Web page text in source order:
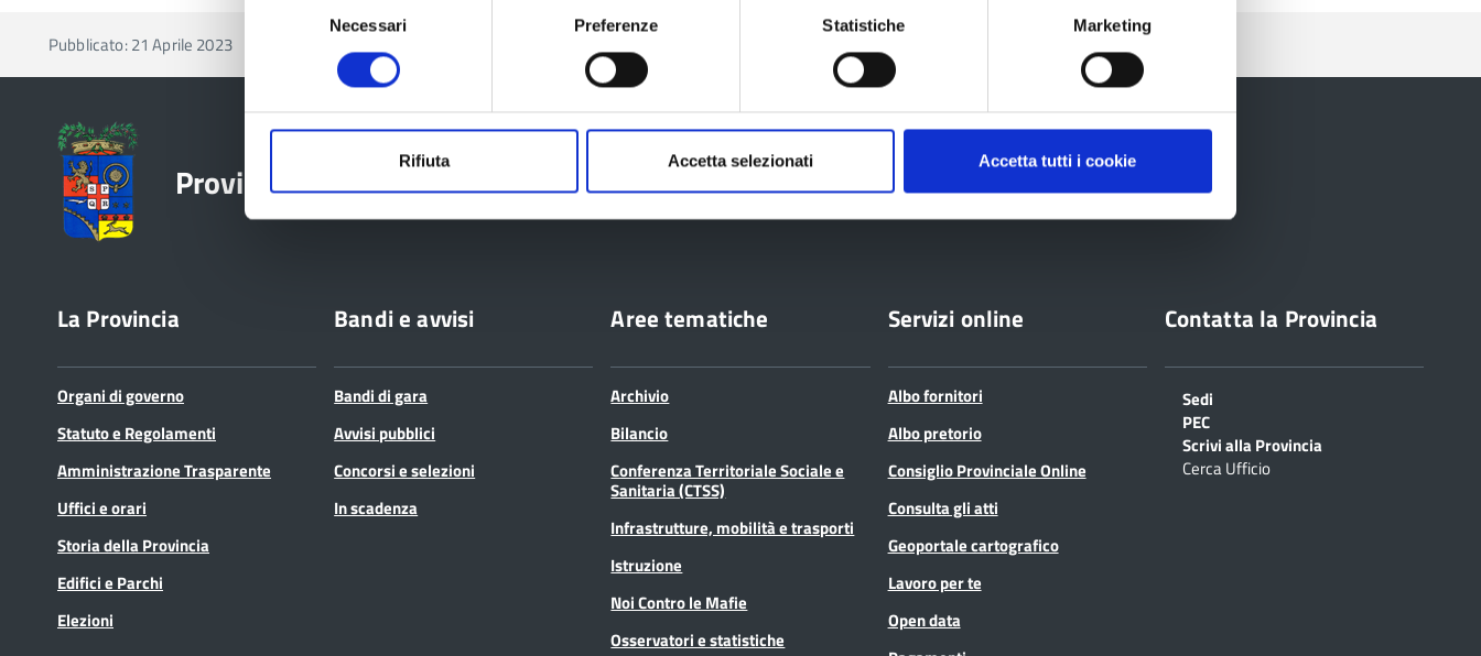
Necessari Preferenze Statistiche Marketing
Rifiuta Accetta selezionati Accetta tutti i cookie
Pubblicato: 21 Aprile 2023
Provincia di Reggio Emilia
La Provincia
Organi di governo
Statuto e Regolamenti
Amministrazione Trasparente
Uffici e orari
Storia della Provincia
Edifici e Parchi
Elezioni
Bandi e avvisi
Bandi di gara
Avvisi pubblici
Concorsi e selezioni
In scadenza
Aree tematiche
Archivio
Bilancio
Conferenza Territoriale Sociale e
Sanitaria (CTSS)
Infrastrutture, mobilità e trasporti
Istruzione
Noi Contro le Mafie
Osservatori e statistiche
Servizi online
Albo fornitori
Albo pretorio
Consiglio Provinciale Online
Consulta gli atti
Geoportale cartografico
Lavoro per te
Open data
Contatta la Provincia
Sedi
PEC
Scrivi alla Provincia
Cerca Ufficio